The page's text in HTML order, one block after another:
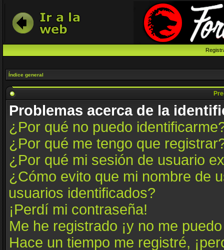
Índice general
Problemas acerca de la
¿Por qué no puedo
¿Por qué me tengo que
¿Por qué mi sesión de usuario
¿Cómo evito que mi nombre de
usuarios identificados?
¡Perdí mi contraseña!
Me he registrado ¡y no me
Hace un tiempo me registré,